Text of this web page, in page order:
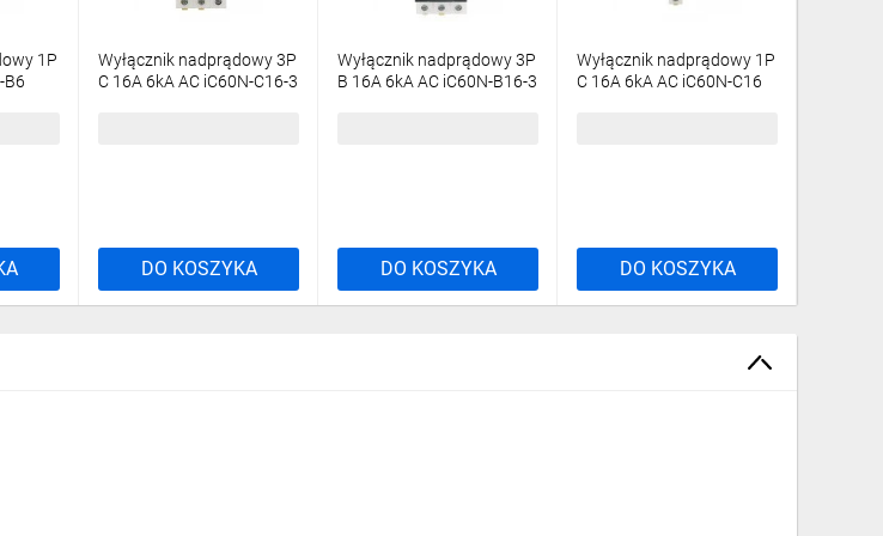
nadprądowych Acti9
zaprojektowana przez Schneider Electric, aby zapewnić bezpieczeństwo oraz
jak i komercyjnego czy przemysłu. Produkty z tej gamy cechują się między innymi łatwością
tam, gdzie jest to niezbędne.
1P
B6
Wyłącznik nadprądowy 3P
C 16A 6kA AC iC60N-C16-3
DO KOSZYKA
Wyłącznik nadprądowy 3P
B 16A 6kA AC iC60N-B16-3
DO KOSZYKA
Wyłącznik nadprądowy 1P
C 16A 6kA AC iC60N-C16
DO KOSZYKA